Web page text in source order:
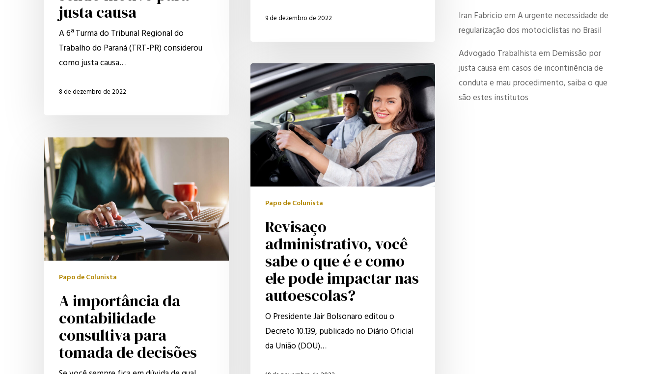
9 de dezembro de 2022
justa causa
A 6ª Turma do Tribunal Regional do
Trabalho do Paraná (TRT-PR) considerou
como justa causa…
8 de dezembro de 2022
Revisaço
administrativo,
você
sabe
o
que
como
impactar
autoescolas?
Papo de Colunista
Revisaço
administrativo, você
sabe o que é e como
ele pode impactar nas
autoescolas?
O Presidente Jair Bolsonaro editou o
Decreto 10.139, publicado no Diário Oficial
da União (DOU)…
A
importância
da
contabilidade
consultiva
para
tomada
de
decisões
Papo de Colunista
A importância da
contabilidade
consultiva para
tomada de decisões
Iran FabricioemA urgente necessidade de
regularização dos motociclistas no Brasil
Advogado TrabalhistaemDemissão por
justa causa em casos de incontinência de
conduta e mau procedimento, saiba o que
são estes institutos